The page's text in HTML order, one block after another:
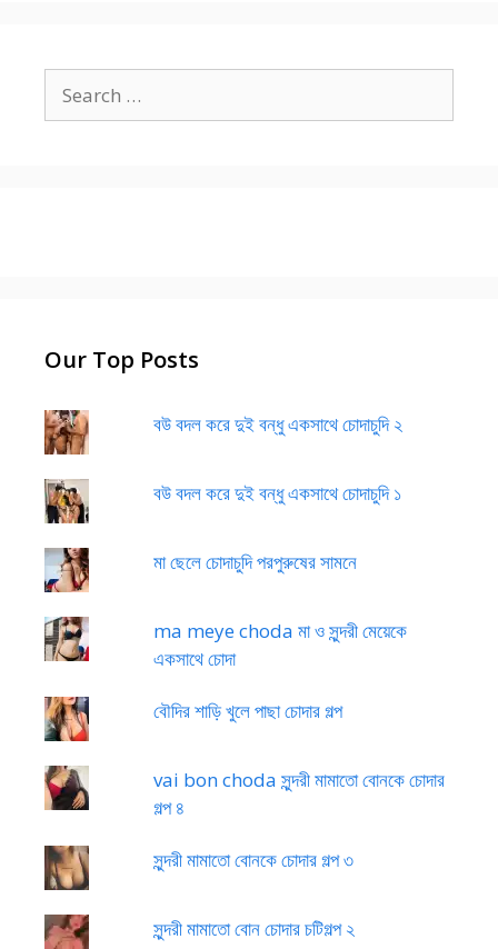
for:
Our Top Posts
বউ বদল করে দুই বন্ধু একসাথে চোদাচুদি ২
বউ বদল করে দুই বন্ধু একসাথে চোদাচুদি ১
মা ছেলে চোদাচুদি পরপুরুষের সামনে
ma meye choda মা ও সুন্দরী মেয়েকে
একসাথে চোদা
বৌদির শাড়ি খুলে পাছা চোদার গল্প
vai bon choda সুন্দরী মামাতো বোনকে চোদার
গল্প ৪
সুন্দরী মামাতো বোনকে চোদার গল্প ৩
সুন্দরী মামাতো বোন চোদার চটিগল্প ২